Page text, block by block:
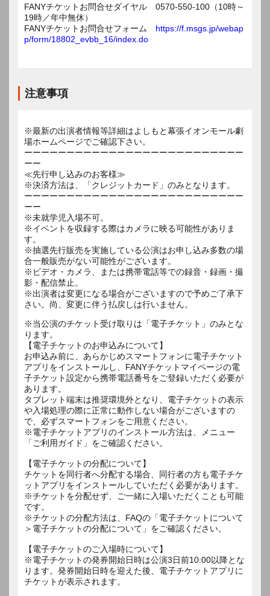
FANYチケットお問合せダイヤル 0570-550-100（10時～
19時／年中無休）
FANYチケットお問合せフォーム https://f.msgs.jp/webap
p/form/18802_evbb_16/index.do
注意事項
※最新の出演者情報等詳細はよしもと幕張イオンモール劇
場ホームページでご確認下さい。
ーーーーーーーーーーーーーーーーーーーーーーーーーー
ーー
≪先行申し込みのお客様≫
※決済方法は、「クレジットカード」のみとなります。
ーーーーーーーーーーーーーーーーーーーーーーーーーー
ーー
※未就学児入場不可。
※イベントを収録する際はカメラに映る可能性がありま
す。
※抽選先行販売を実施している公演はお申し込み多数の場
合一般販売がない可能性がございます。
※ビデオ・カメラ、または携帯電話等での録音・録画・撮
影・配信禁止。
※出演者は変更になる場合がございますので予めご了承下
さい。尚、変更に伴う払戻しは行いません。
※当公演のチケット受け取りは「電子チケット」のみとな
ります。
【電子チケットのお申込みについて】
お申込み前に、あらかじめスマートフォンに電子チケット
アプリをインストールし、FANYチケットマイページの電
子チケット設定から携帯電話番号をご登録いただく必要が
あります。
タブレット端末は推奨環境外となり、電子チケットの表示
や入場処理の際に正常に動作しない場合がございますの
で、必ずスマートフォンをご用意ください。
※電子チケットアプリのインストール方法は、メニュー
「ご利用ガイド」をご確認ください。
【電子チケットの分配について】
チケットを同行者へ分配する場合、同行者の方も電子チケ
ットアプリをインストールしていただく必要があります。
※チケットを分配せず、ご一緒に入場いただくことも可能
です。
※チケットの分配方法は、FAQの「電子チケットについて
＞電子チケットの分配について」をご確認ください。
【電子チケットのご入場時について】
※電子チケットの発券開始日時は公演3日前10:00以降とな
ります。発券開始日時を迎えた後、電子チケットアプリに
チケットが表示されます。